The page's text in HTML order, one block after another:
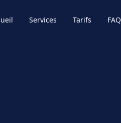
Services Tarifs FAQ